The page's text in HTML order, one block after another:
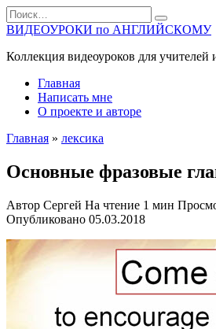
Перейти
к
содержанию
Search
for:
ВИДЕОУРОКИ по АНГЛИЙСКОМУ
Коллекция видеоуроков для учителей
Главная
Написать мне
О проекте и авторе
Главная » лексика
Основные фразовые
Автор Сергей На чтение 1 мин
Опубликовано 05.03.2018